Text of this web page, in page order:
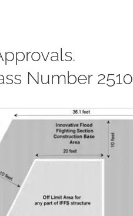
Number 2510